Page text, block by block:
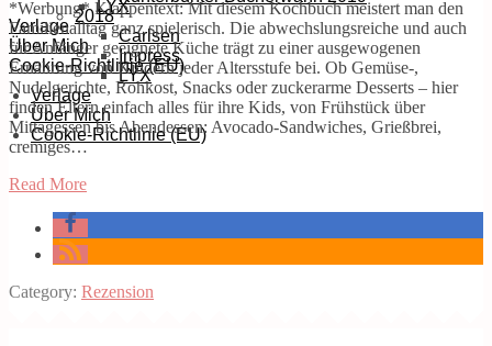
LYX
Verlage
Über Mich
Cookie-Richtlinie (EU)
2018
Carlsen
Impress
LYX
Verlage
Über Mich
Cookie-Richtlinie (EU)
*Werbung* Klappentext: Mit diesem Kochbuch meistert man den
Familienalltag ganz spielerisch. Die abwechslungsreiche und auch
für Anfänger geeignete Küche trägt zu einer ausgewogenen
Ernährung von Kindern jeder Altersstufe bei. Ob Gemüse-,
Nudelgerichte, Rohkost, Snacks oder zuckerarme Desserts – hier
finden Eltern einfach alles für ihre Kids, von Frühstück über
Mittagessen bis Abendessen: Avocado-Sandwiches, Grießbrei,
cremiges…
Read More
Category: Rezension